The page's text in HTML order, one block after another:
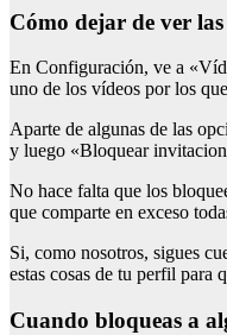
Cómo dejar de ver
En Configuración, ve a
uno de los vídeos por los
Aparte de algunas de las
y luego «Bloquear
No hace falta que los
que comparte en exceso
Si, como nosotros, sigues
estas cosas de tu perfil para
Cuando bloqueas a